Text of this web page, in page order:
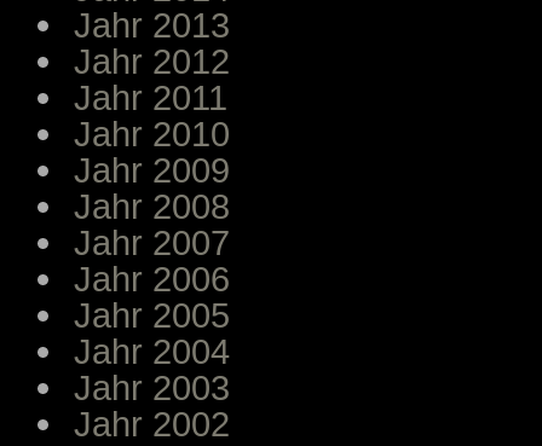
Jahr 2013
Jahr 2012
Jahr 2011
Jahr 2010
Jahr 2009
Jahr 2008
Jahr 2007
Jahr 2006
Jahr 2005
Jahr 2004
Jahr 2003
Jahr 2002